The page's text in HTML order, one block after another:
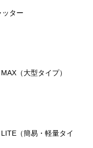
ッター
（大型タイプ）
（簡易・軽量タイ